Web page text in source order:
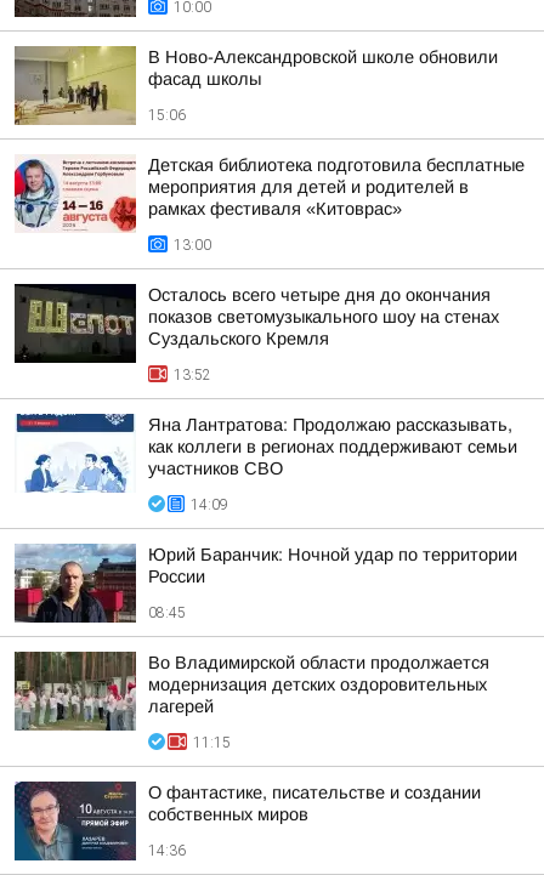
10:00
В Ново-Александровской школе обновили
фасад школы
15:06
Детская библиотека подготовила бесплатные
мероприятия для детей и родителей в
рамках фестиваля «Китоврас»
13:00
Осталось всего четыре дня до окончания
показов светомузыкального шоу на стенах
Суздальского Кремля
13:52
Яна Лантратова: Продолжаю рассказывать,
как коллеги в регионах поддерживают семьи
участников СВО
14:09
Юрий Баранчик: Ночной удар по территории
России
08:45
Во Владимирской области продолжается
модернизация детских оздоровительных
лагерей
11:15
О фантастике, писательстве и создании
собственных миров
14:36